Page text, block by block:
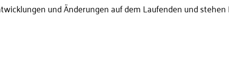
und Änderungen auf dem Laufenden und